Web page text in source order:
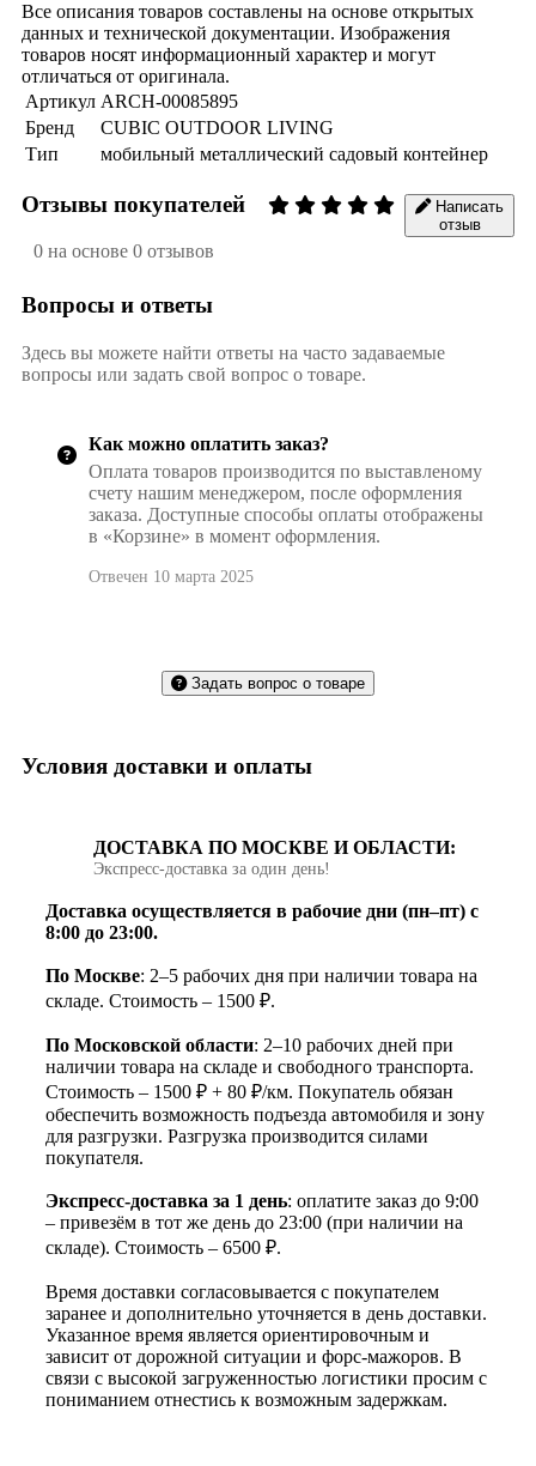
Все описания товаров составлены на основе открытых
данных и технической документации. Изображения
товаров носят информационный характер и могут
отличаться от оригинала.
Артикул ARCH-00085895
Бренд
CUBIC OUTDOOR LIVING
Тип
мобильный металлический садовый контейнер
Отзывы покупателей
0 на основе 0 отзывов
Написать
отзыв
Вопросы и ответы
Здесь вы можете найти ответы на часто задаваемые
вопросы или задать свой вопрос о товаре.
Как можно оплатить заказ?
Оплата товаров производится по выставленому
счету нашим менеджером, после оформления
заказа. Доступные способы оплаты отображены
в «Корзине» в момент оформления.
Отвечен 10 марта 2025
Задать вопрос о товаре
Условия доставки и оплаты
ДОСТАВКА ПО МОСКВЕ И ОБЛАСТИ:
Экспресс‑доставка за один день!
Доставка осуществляется в рабочие дни (пн–пт) с
8:00 до 23:00.
По Москве: 2–5 рабочих дня при наличии товара на
складе. Стоимость – 1500 ₽.
По Московской области: 2–10 рабочих дней при
наличии товара на складе и свободного транспорта.
Стоимость – 1500 ₽ + 80 ₽/км. Покупатель обязан
обеспечить возможность подъезда автомобиля и зону
для разгрузки. Разгрузка производится силами
покупателя.
Экспресс-доставка за 1 день: оплатите заказ до 9:00
– привезём в тот же день до 23:00 (при наличии на
складе). Стоимость – 6500 ₽.
Время доставки согласовывается с покупателем
заранее и дополнительно уточняется в день доставки.
Указанное время является ориентировочным и
зависит от дорожной ситуации и форс-мажоров. В
связи с высокой загруженностью логистики просим с
пониманием отнестись к возможным задержкам.